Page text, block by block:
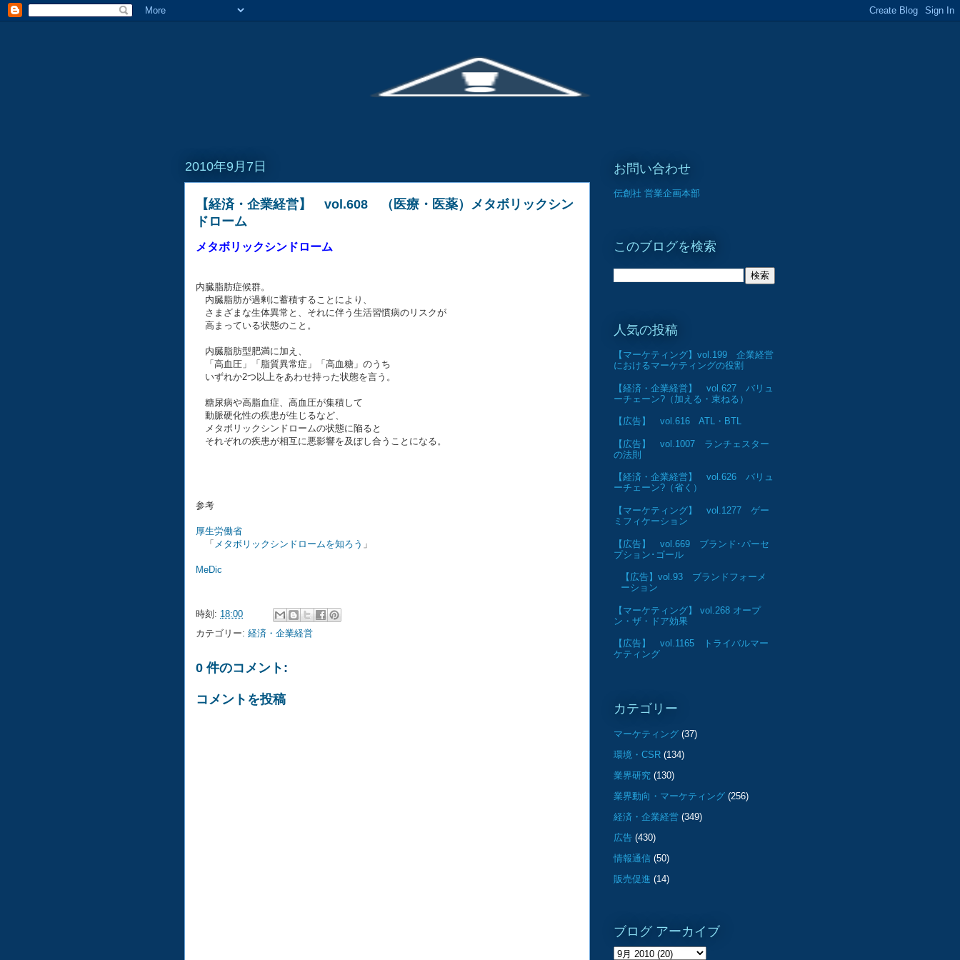
2010年9月7日
【経済・企業経営】 vol.608 （医療・医薬）メタボリックシン
ドローム
メタボリックシンドローム
内臓脂肪症候群。
内臓脂肪が過剰に蓄積することにより、
さまざまな生体異常と、それに伴う生活習慣病のリスクが
高まっている状態のこと。
内臓脂肪型肥満に加え、
「高血圧」「脂質異常症」「高血糖」のうち
いずれか2つ以上をあわせ持った状態を言う。
糖尿病や高脂血症、高血圧が集積して
動脈硬化性の疾患が生じるなど、
メタボリックシンドロームの状態に陥ると
それぞれの疾患が相互に悪影響を及ぼし合うことになる。
参考
厚生労働省
「 メタボリックシンドロームを知ろう 」
MeDic
時刻: 18:00
カテゴリー: 経済・企業経営
0 件のコメント:
コメントを投稿
お問い合わせ
伝創社 営業企画本部
このブログを検索
人気の投稿
【マーケティング】vol.199 企業経営
におけるマーケティングの役割
【経済・企業経営】 vol.627 バリュ
ーチェーン?（加える・束ねる）
【広告】 vol.616 ATL・BTL
【広告】 vol.1007 ランチェスター
の法則
【経済・企業経営】 vol.626 バリュ
ーチェーン?（省く）
【マーケティング】 vol.1277 ゲー
ミフィケーション
【広告】 vol.669 ブランド･パーセ
プション･ゴール
【広告】vol.93 ブランドフォーメ
ーション
【マーケティング】 vol.268 オープ
ン・ザ・ドア効果
【広告】 vol.1165 トライバルマー
ケティング
カテゴリー
マーケティング (37)
環境・CSR (134)
業界研究 (130)
業界動向・マーケティング (256)
経済・企業経営 (349)
広告 (430)
情報通信 (50)
販売促進 (14)
ブログ アーカイブ